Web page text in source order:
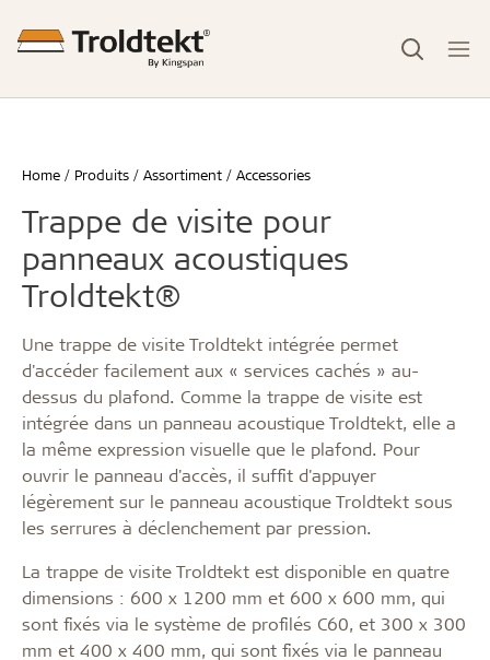
Home Produits Assortiment Accessories
Trappe de visite pour
panneaux acoustiques
Troldtekt®
Une trappe de visite Troldtekt intégrée permet
d'accéder facilement aux « services cachés » au-
dessus du plafond. Comme la trappe de visite est
intégrée dans un panneau acoustique Troldtekt, elle a
la même expression visuelle que le plafond. Pour
ouvrir le panneau d'accès, il suffit d'appuyer
légèrement sur le panneau acoustique Troldtekt sous
les serrures à déclenchement par pression.
La trappe de visite Troldtekt est disponible en quatre
dimensions : 600 x 1200 mm et 600 x 600 mm, qui
sont fixés via le système de profilés C60, et 300 x 300
mm et 400 x 400 mm, qui sont fixés via le panneau